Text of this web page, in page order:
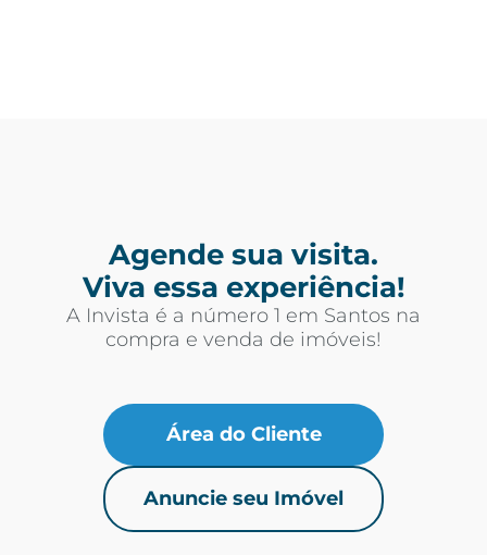
Agende sua visita.
Viva essa experiência!
A Invista é a número 1 em Santos na
compra e venda de imóveis!
Área do Cliente
Anuncie seu Imóvel